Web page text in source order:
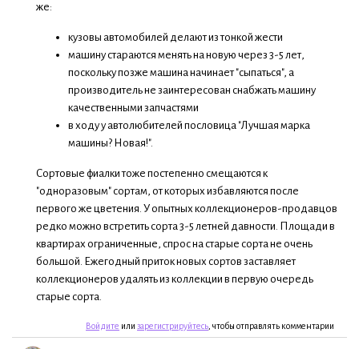
же:
кузовы автомобилей делают из тонкой жести
машину стараются менять на новую через 3-5 лет,
поскольку позже машина начинает "сыпаться", а
производитель не заинтересован снабжать машину
качественными запчастями
в ходу у автолюбителей пословица "Лучшая марка
машины? Новая!".
Сортовые фиалки тоже постепенно смещаются к
"одноразовым" сортам, от которых избавляются после
первого же цветения. У опытных коллекционеров-продавцов
редко можно встретить сорта 3-5 летней давности. Площади в
квартирах ограниченные, спрос на старые сорта не очень
большой. Ежегодный приток новых сортов заставляет
коллекционеров удалять из коллекции в первую очередь
старые сорта.
Войдите или зарегистрируйтесь , чтобы отправлять комментарии